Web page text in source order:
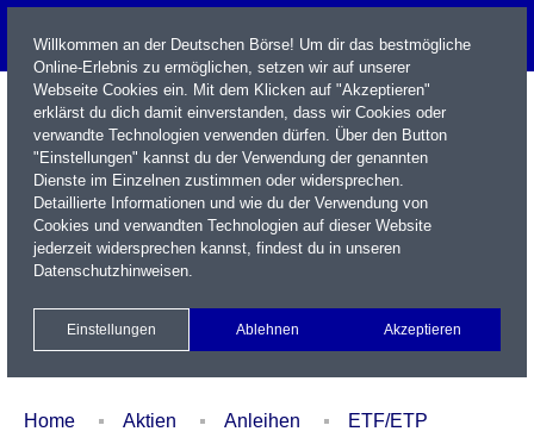
Name / WKN / ISIN / Kürzel
Xetra Realtime
Watchlist Portfolio Login
Home Aktien Anleihen
ETF/ETP
Willkommen an der Deutschen Börse! Um dir das bestmögliche
Online-Erlebnis zu ermöglichen, setzen wir auf unserer
Webseite Cookies ein. Mit dem Klicken auf "Akzeptieren"
erklärst du dich damit einverstanden, dass wir Cookies oder
verwandte Technologien verwenden dürfen. Über den Button
"Einstellungen" kannst du der Verwendung der genannten
Dienste im Einzelnen zustimmen oder widersprechen.
Detaillierte Informationen und wie du der Verwendung von
Cookies und verwandten Technologien auf dieser Website
jederzeit widersprechen kannst, findest du in unseren
Datenschutzhinweisen.
Einstellungen Ablehnen Akzeptieren